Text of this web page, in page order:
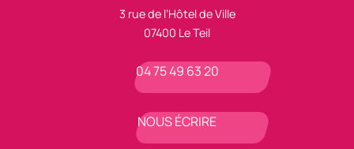
3 rue de l’Hôtel de Ville
07400 Le Teil
04 75 49 63 20
NOUS ÉCRIRE